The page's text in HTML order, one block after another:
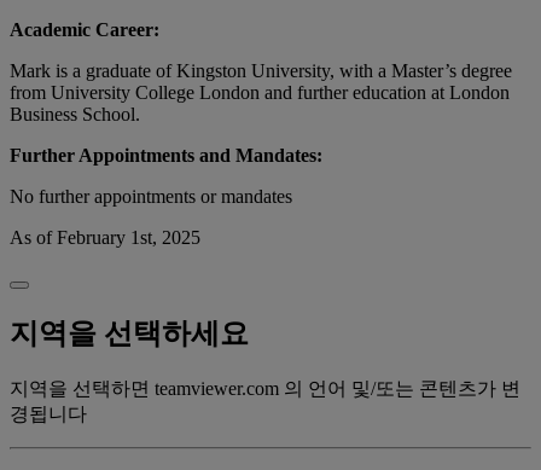
Academic Career:
Mark is a graduate of Kingston University, with a Master’s degree
from University College London and further education at London
Business School.
Further Appointments and Mandates:
No further appointments or mandates
As of February 1st, 2025
지역을 선택하세요
지역을 선택하면 teamviewer.com 의 언어 및/또는 콘텐츠가 변
경됩니다